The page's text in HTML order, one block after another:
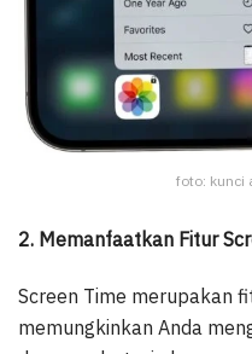
foto: kunci
2. Memanfaatkan Fitur
Screen Time merupakan
memungkinkan Anda